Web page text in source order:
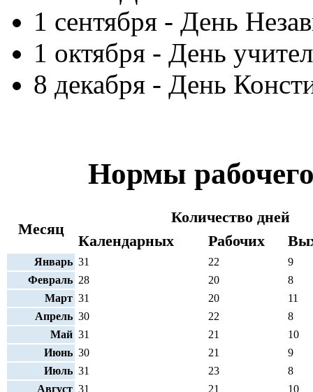
1 сентября - День
1 октября - День
8 декабря - День
Нормы
Месяц
Количество дней
Календарных
Рабочих
Январь 31 22
9
Февраль 28 20
8
Март 31 20
11
Апрель 30 22
8
Май 31 21
10
Июнь 30 21
9
Июль 31 23
8
Август 31 21 10